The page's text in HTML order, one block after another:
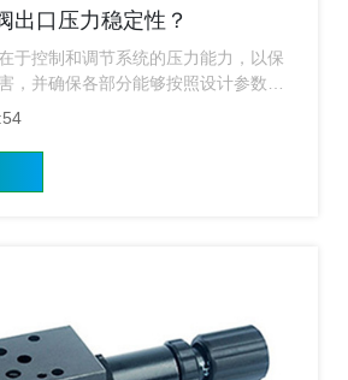
出口压力稳定性？
于控制和调节系统的压力能力，以保
，并确保各部分能够按照设计参数高
厂家为各位详细介绍如何保证压力阀
有重要意义。